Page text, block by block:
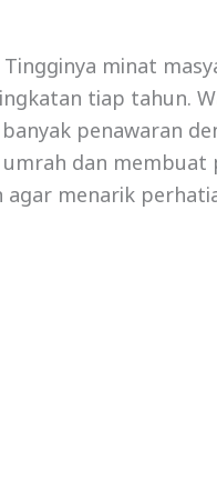
Tingginya minat
tiap tahun.
penawaran
dan
agar menarik